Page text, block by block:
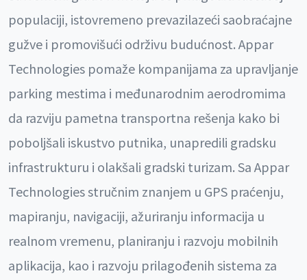
populaciji, istovremeno prevazilazeći saobraćajne
gužve i promovišući održivu budućnost. Appar
Technologies pomaže kompanijama za upravljanje
parking mestima i međunarodnim aerodromima
da razviju pametna transportna rešenja kako bi
poboljšali iskustvo putnika, unapredili gradsku
infrastrukturu i olakšali gradski turizam. Sa Appar
Technologies stručnim znanjem u GPS praćenju,
mapiranju, navigaciji, ažuriranju informacija u
realnom vremenu, planiranju i razvoju mobilnih
aplikacija, kao i razvoju prilagođenih sistema za